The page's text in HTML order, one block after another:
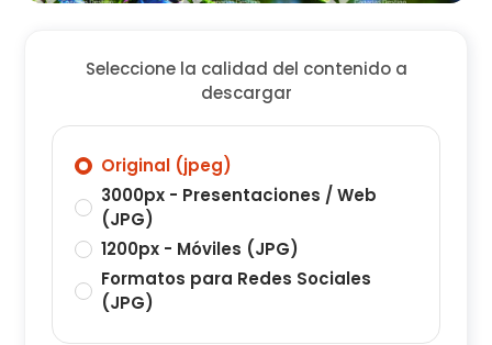
Seleccione la calidad del contenido a
descargar
Original (jpeg)
3000px - Presentaciones / Web
(JPG)
1200px - Móviles (JPG)
Formatos para Redes Sociales
(JPG)